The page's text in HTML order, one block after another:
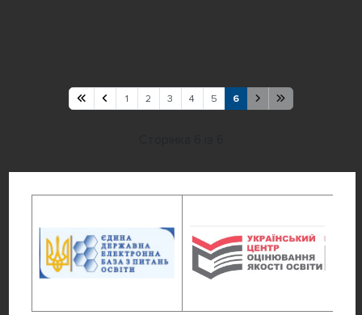
1 2 3 4 5 6